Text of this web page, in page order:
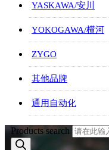
YASKAWA/安川
YOKOGAWA/横河
ZYGO
其他品牌
通用自动化
Products search